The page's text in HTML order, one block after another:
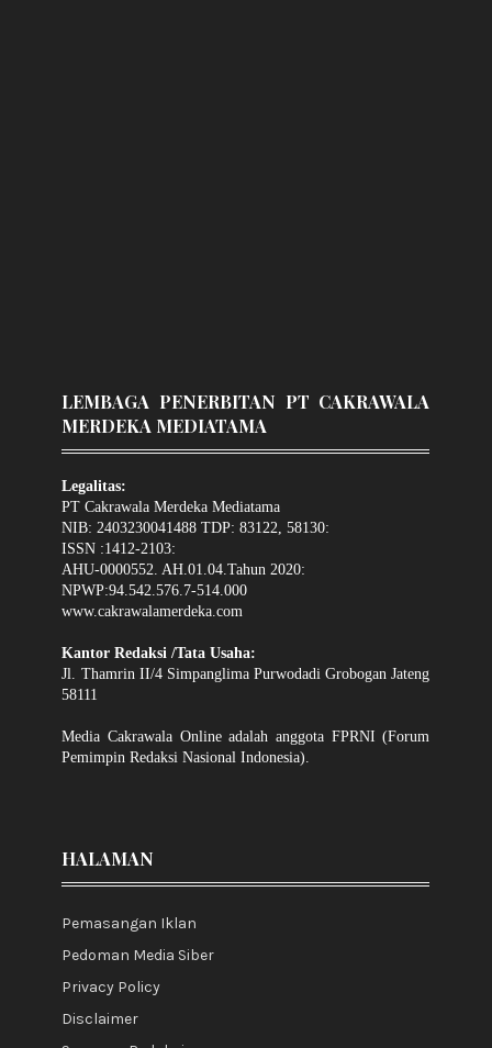
LEMBAGA PENERBITAN PT CAKRAWALA
MERDEKA MEDIATAMA
Legalitas:
PT Cakrawala Merdeka Mediatama
NIB: 2403230041488 TDP: 83122, 58130:
ISSN :1412-2103:
AHU-0000552. AH.01.04.Tahun 2020:
NPWP:94.542.576.7-514.000
www.cakrawalamerdeka.com
Kantor Redaksi /Tata Usaha:
Jl. Thamrin II/4 Simpanglima Purwodadi Grobogan Jateng
58111
Media Cakrawala Online adalah anggota FPRNI (Forum
Pemimpin Redaksi Nasional Indonesia).
HALAMAN
Pemasangan Iklan
Pedoman Media Siber
Privacy Policy
Disclaimer